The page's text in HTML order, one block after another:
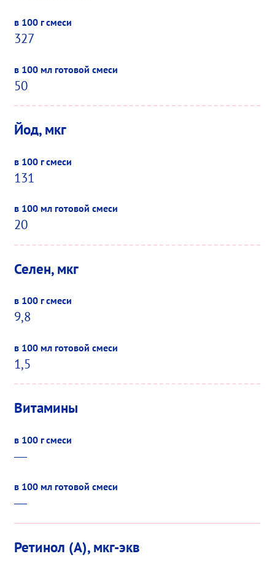
327
50
Йод, мкг
131
20
Селен, мкг
9,8
1,5
Витамины
—
—
Ретинол (A), мкг-экв